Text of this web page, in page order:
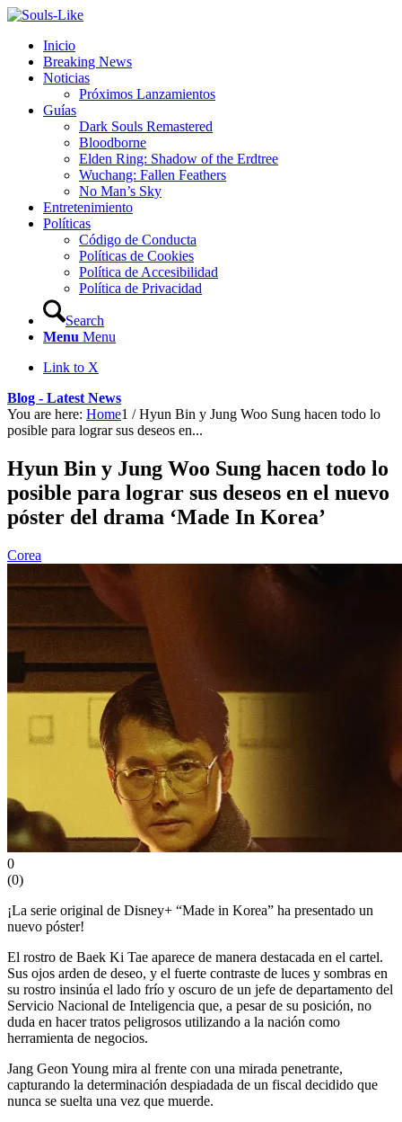
Inicio
Breaking News
Noticias
Próximos Lanzamientos
Guías
Dark Souls Remastered
Bloodborne
Elden Ring: Shadow of the Erdtree
Wuchang: Fallen Feathers
No Man’s Sky
Entretenimiento
Políticas
Código de Conducta
Políticas de Cookies
Política de Accesibilidad
Política de Privacidad
Search
Menu Menu
Link to X
Blog - Latest News
You are here: Home1 / Hyun Bin y Jung Woo Sung hacen todo lo
posible para lograr sus deseos en...
Hyun Bin y Jung Woo Sung hacen todo lo
posible para lograr sus deseos en el nuevo
póster del drama ‘Made In Korea’
Corea
0
(0)
¡La serie original de Disney+ “Made in Korea” ha presentado un
nuevo póster!
El rostro de Baek Ki Tae aparece de manera destacada en el cartel.
Sus ojos arden de deseo, y el fuerte contraste de luces y sombras en
su rostro insinúa el lado frío y oscuro de un jefe de departamento del
Servicio Nacional de Inteligencia que, a pesar de su posición, no
duda en hacer tratos peligrosos utilizando a la nación como
herramienta de negocios.
Jang Geon Young mira al frente con una mirada penetrante,
capturando la determinación despiadada de un fiscal decidido que
nunca se suelta una vez que muerde.